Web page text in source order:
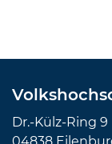
Dr.-Külz-Ring 9